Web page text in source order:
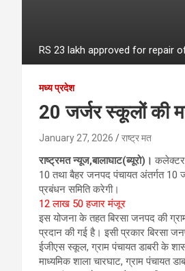
RS 23 lakh approved for repair
मध्य प्रदेश
20 जर्जर स्कूलों की
January 27, 2026 राष्ट्र मत
राष्ट्रमत न्यूज,बालाघाट(ब्यूरो)। कलेक्टर
10 तथा बैहर जनपद पंचायत अंतर्गत 10
प्रबंधन समिति करेगी।
12 लाख 50 हजार मंजूर
इस योजना के तहत बिरसा जनपद की
प्रदान की गई है। इसी प्रकार बिरसा
ईजीएस स्कूल, ग्राम पंचायत डाबरी के
माध्यमिक शाला चारघाट, ग्राम पंचायत